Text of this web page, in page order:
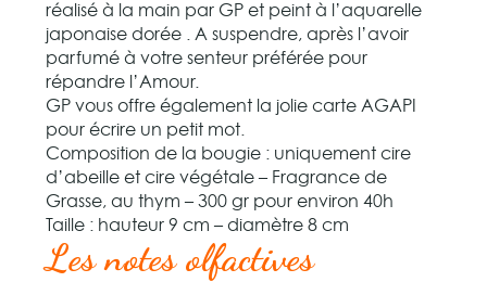
réalisé à la main par GP et peint à l’aquarelle
japonaise dorée . A suspendre, après l’avoir
parfumé à votre senteur préférée pour
répandre l’Amour.
GP vous offre également la jolie carte AGAPI
pour écrire un petit mot.
Composition de la bougie : uniquement cire
d’abeille et cire végétale – Fragrance de
Grasse, au thym – 300 gr pour environ 40h
Taille : hauteur 9 cm – diamètre 8 cm
Les notes olfactives